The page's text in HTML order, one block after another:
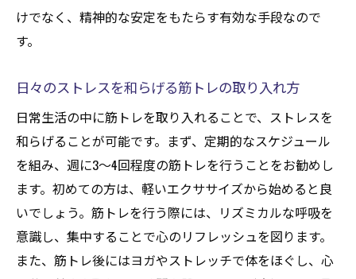
けでなく、精神的な安定をもたらす有効な手段なので
す。
日々のストレスを和らげる筋トレの取り入れ方
日常生活の中に筋トレを取り入れることで、ストレスを
和らげることが可能です。まず、定期的なスケジュール
を組み、週に3〜4回程度の筋トレを行うことをお勧めし
ます。初めての方は、軽いエクササイズから始めると良
いでしょう。筋トレを行う際には、リズミカルな呼吸を
意識し、集中することで心のリフレッシュを図ります。
また、筋トレ後にはヨガやストレッチで体をほぐし、心